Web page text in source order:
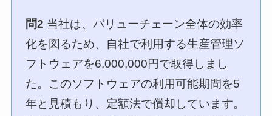
問2 当社は、バリューチェーン全体の効率
化を図るため、自社で利用する生産管理ソ
フトウェアを6,000,000円で取得しまし
た。このソフトウェアの利用可能期間を5
年と見積もり、定額法で償却しています。